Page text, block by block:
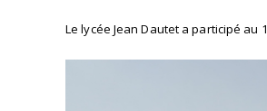
Le lycée Jean Dautet a participé au 1